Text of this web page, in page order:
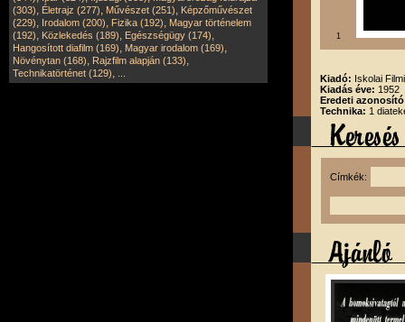
(303), Életrajz (277), Művészet (251), Képzőművészet
(229), Irodalom (200), Fizika (192), Magyar történelem
(192), Közlekedés (189), Egészségügy (174),
Hangosított diafilm (169), Magyar irodalom (169),
Növénytan (168), Rajzfilm alapján (133),
Technikatörténet (129),
1
Kiadó: Iskolai
Kiadás éve: 1952
Eredeti
Technika: 1
Címkék: